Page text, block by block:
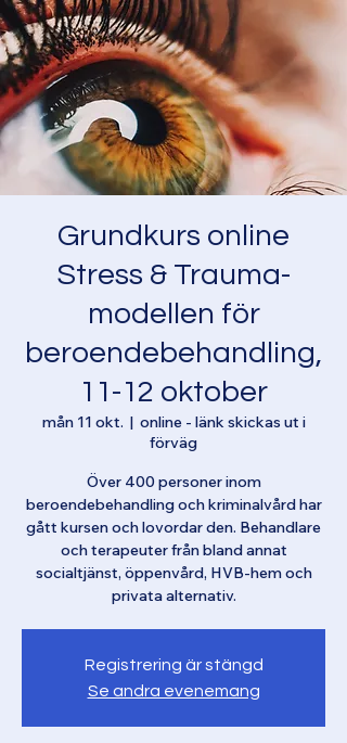
Grundkurs online
Stress & Trauma-
modellen för
beroendebehandling,
11-12 oktober
mån 11 okt.
  |
online - länk skickas ut i
förväg
Över 400 personer inom
beroendebehandling och kriminalvård har
gått kursen och lovordar den. Behandlare
och terapeuter från bland annat
socialtjänst, öppenvård, HVB-hem och
privata alternativ.
Registrering är stängd
Se andra evenemang